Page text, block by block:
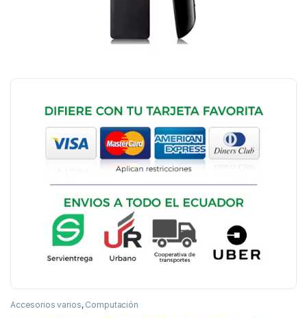
Accesorios varios, Computación